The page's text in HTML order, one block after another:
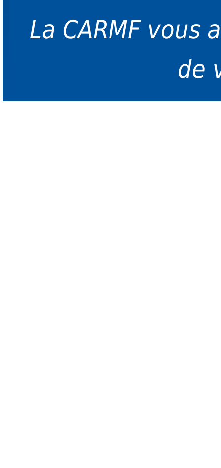
La CARMF vous
de